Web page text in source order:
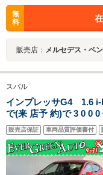
無
料
販売店： メルセデス・ベ
スバル
インプレッサG4 1.6
で(来 店予 約)で 3 0 0
煙車 アイサイトVer3
ド/バックカメラ ブライ
ト 電動パーキング
販売店保証 車両品質評価書付